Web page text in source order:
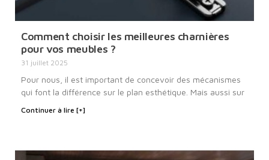
Comment choisir les meilleures charnières
pour vos meubles ?
31 juillet 2025
Pour nous, il est important de concevoir des mécanismes
qui font la différence sur le plan esthétique. Mais aussi sur
Continuer à lire [+]